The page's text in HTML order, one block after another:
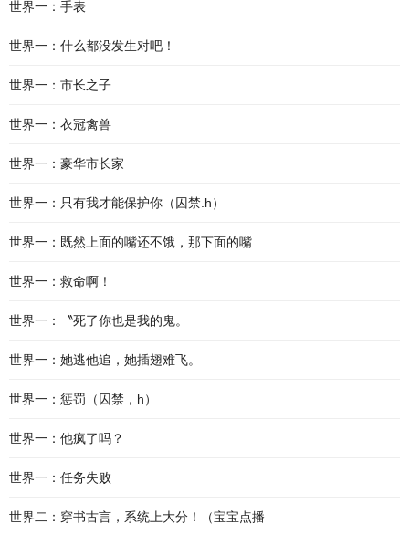
世界一：手表
世界一：什么都没发生对吧！
世界一：市长之子
世界一：衣冠禽兽
世界一：豪华市长家
世界一：只有我才能保护你（囚禁.h）
世界一：既然上面的嘴还不饿，那下面的嘴
世界一：救命啊！
世界一：〝死了你也是我的鬼。
世界一：她逃他追，她插翅难飞。
世界一：惩罚（囚禁，h）
世界一：他疯了吗？
世界一：任务失败
世界二：穿书古言，系统上大分！（宝宝点播